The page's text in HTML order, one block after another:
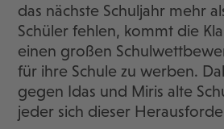
das nächste Schuljahr mehr
Schüler fehlen, kommt die
einen großen
für ihre Schule zu werben.
gegen Idas und Miris alte
jeder sich dieser